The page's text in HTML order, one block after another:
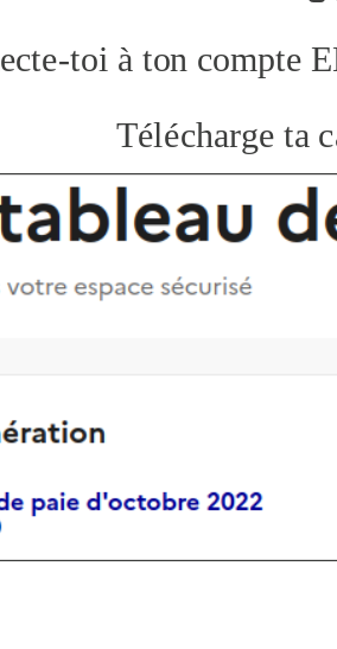
toi à ton compte
Télécharge ta